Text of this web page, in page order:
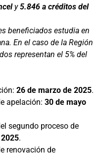
y5.846 a créditos del
beneficiados estudia en
En el caso de la Región
representan el 5% del
26 de marzo de 2025.
apelación: 30 de mayo
segundo proceso de
.
renovación de